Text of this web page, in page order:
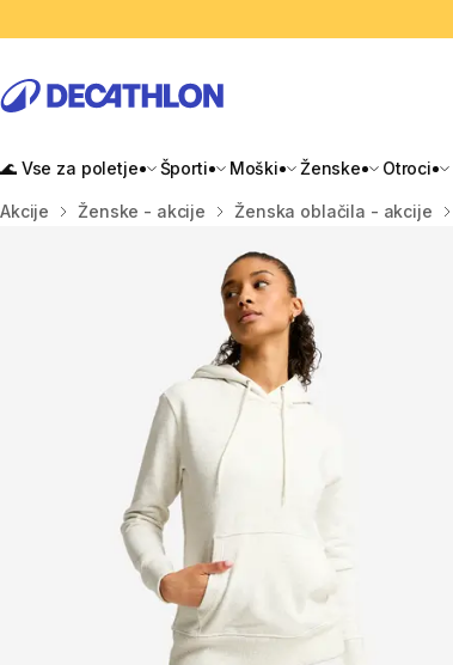
🌊 Vse za poletje Športi Moški Ženske Otroci
Domov
Akcije Ženske - akcije Ženska oblačila - akcije